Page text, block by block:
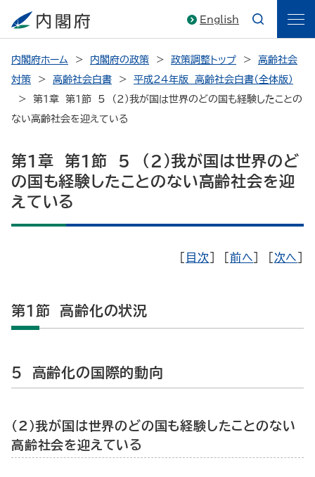
English
内閣府ホーム 内閣府の政策 政策調整トップ
高齢社会
対策
高齢社会白書
平成24年版 高齢社会白書（全体版）
第1章 第1節 5 （2）我が国は世界のどの国も経験したことの
ない高齢社会を迎えている
第1章 第1節 5 （2）我が国は世界のど
の国も経験したことのない高齢社会を迎
えている
目次 前へ 次へ
第1節 高齢化の状況
5 高齢化の国際的動向
（2）我が国は世界のどの国も経験したことのない
高齢社会を迎えている